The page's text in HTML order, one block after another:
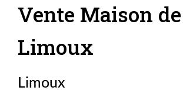
Vente Maison
Limoux
Limoux